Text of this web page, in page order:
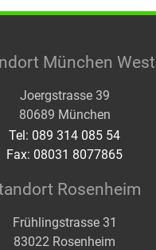
München West
Joergstrasse 39
80689 München
Tel: 089 314 085 54
Fax: 08031 8077865
Rosenheim
Frühlingstrasse 31
83022 Rosenheim